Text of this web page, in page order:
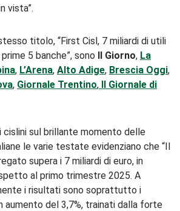
vista”.
titolo, “First Cisl, 7 miliardi di utili
5 banche”, sono Il Giorno, La
, L’Arena, Alto Adige, Brescia Oggi,
, Giornale Trentino, Il Giornale di
cislini sul brillante momento delle
le varie testate evidenziano che “Il
supera i 7 miliardi di euro, in
al primo trimestre 2025. A
i risultati sono soprattutto i
aumento del 3,7%, trainati dalla forte